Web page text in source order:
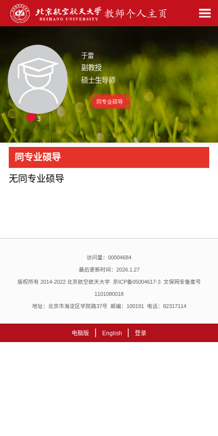
于雷
副教授
硕士生导师
同专业硕导
3
同专业硕导
无同专业硕导
访问量： 00004684
最后更新时间： 2026. 1 27
版权所有 2014-2022 北京航空航天大学 京ICP备05004617-3 文保网安备案号
1101080018
地址：北京市海淀区学院路37号 邮编：100191 电话：82317114
电脑版 English 登录